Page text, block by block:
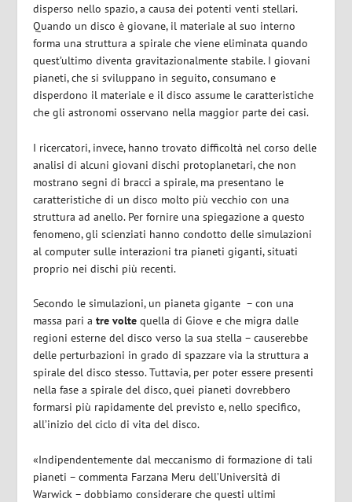
disperso nello spazio, a causa dei potenti venti stellari.
Quando un disco è giovane, il materiale al suo interno
forma una struttura a spirale che viene eliminata quando
quest’ultimo diventa gravitazionalmente stabile. I giovani
pianeti, che si sviluppano in seguito, consumano e
disperdono il materiale e il disco assume le caratteristiche
che gli astronomi osservano nella maggior parte dei casi.
I ricercatori, invece, hanno trovato difficoltà nel corso delle
analisi di alcuni giovani dischi protoplanetari, che non
mostrano segni di bracci a spirale, ma presentano le
caratteristiche di un disco molto più vecchio con una
struttura ad anello. Per fornire una spiegazione a questo
fenomeno, gli scienziati hanno condotto delle simulazioni
al computer sulle interazioni tra pianeti giganti, situati
proprio nei dischi più recenti.
Secondo le simulazioni, un pianeta gigante – con una
massa pari a tre voltequella di Giove eche migra dalle
regioni esterne del disco verso la sua stella – causerebbe
delle perturbazioni in grado di spazzare via la struttura a
spirale del disco stesso. Tuttavia, per poter essere presenti
nella fase a spirale del disco, quei pianeti dovrebbero
formarsi più rapidamente del previsto e, nello specifico,
all’inizio del ciclo di vita del disco.
«Indipendentemente dal meccanismo di formazione di tali
pianeti – commenta Farzana Meru dell’Università di
Warwick – dobbiamo considerare che questi ultimi